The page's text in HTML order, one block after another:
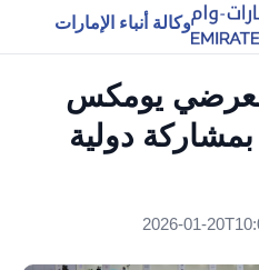
وكالة أنباء الإمارات
معرضي يومكس
وسيمتكس 2026 بمشاركة دولية
2026-01-